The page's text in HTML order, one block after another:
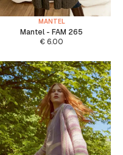
MANTEL
Mantel - FAM 265
€ 6.00